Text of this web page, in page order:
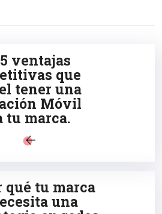
ventajas
que
tener una
Móvil
tu marca.
qué tu marca
una